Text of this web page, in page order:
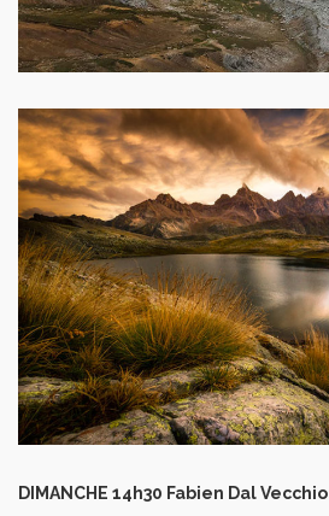
DIMANCHE 14h30 Fabien Dal Vecchio